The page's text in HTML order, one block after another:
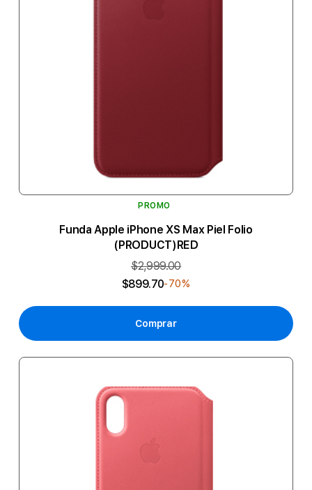
PROMO
Funda Apple iPhone XS Max Piel Folio
(PRODUCT)RED
$2,999.00
$899.70-70%
Comprar